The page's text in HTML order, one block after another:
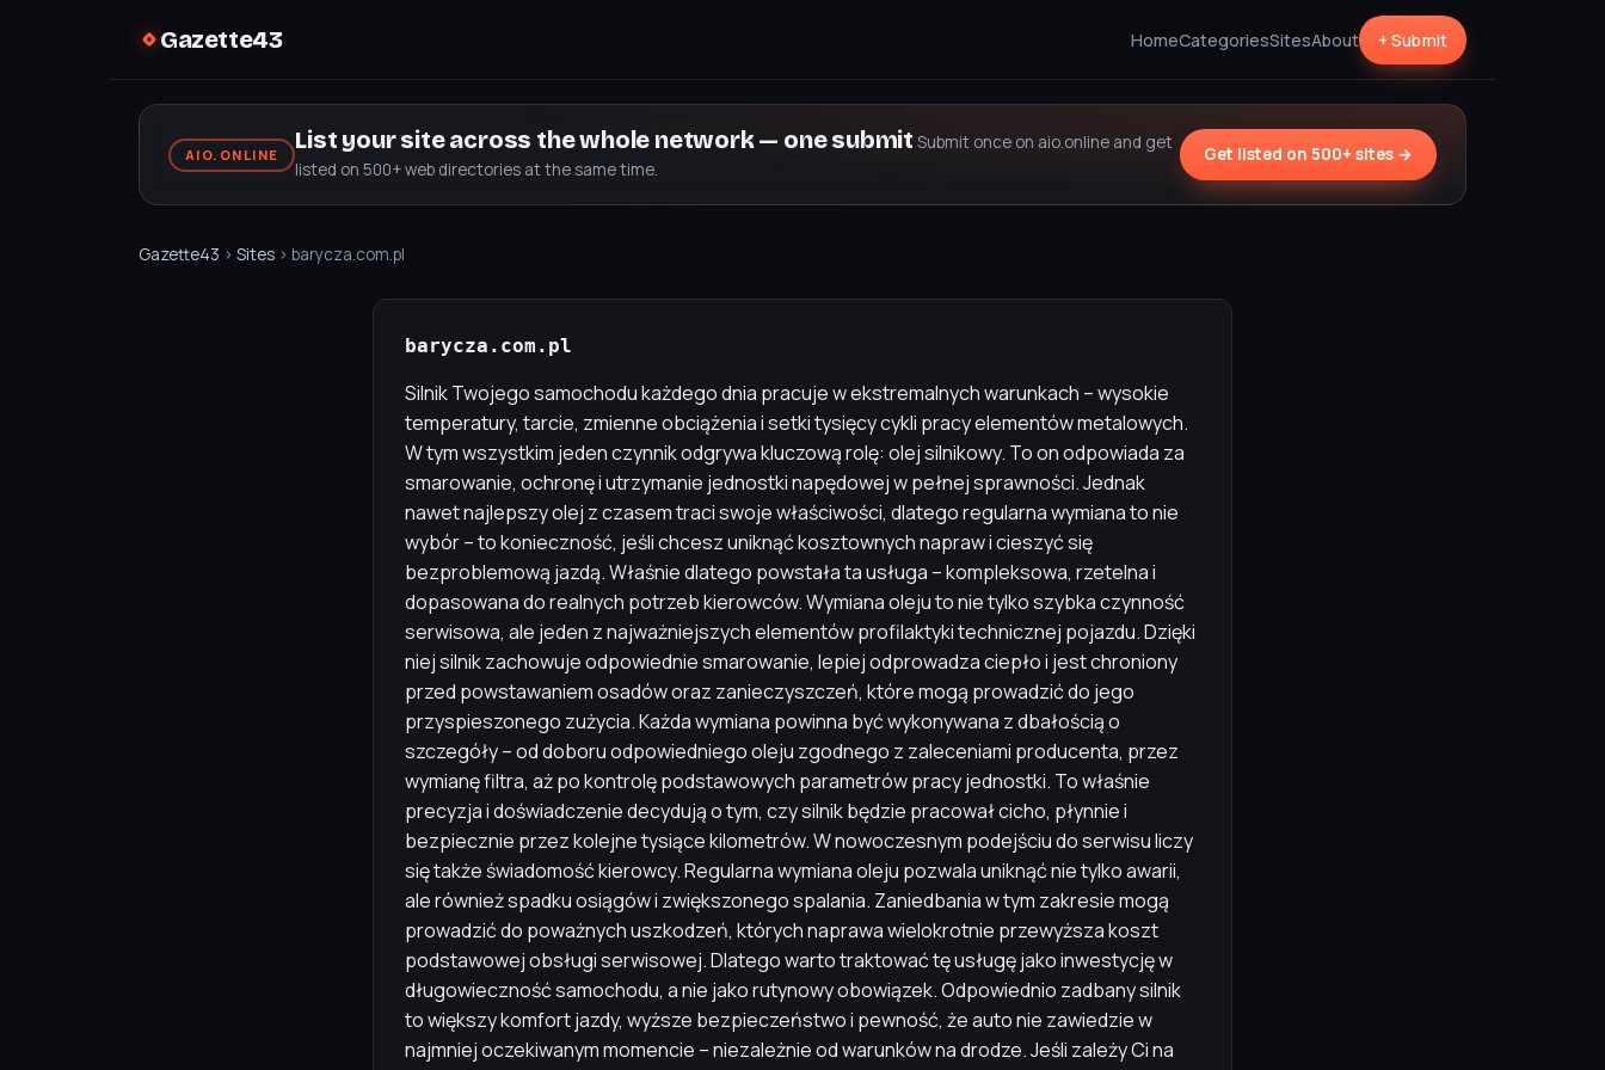
Gazette43 HomeCategoriesSitesAbout + Submit
AIO.ONLINE
List your site across the whole network — one submit Submit once on aio.online and get
listed on 500+ web directories at the same time.
Get listed on 500+ sites →
Gazette43 › Sites › barycza.com.pl
barycza.com.pl
Silnik Twojego samochodu każdego dnia pracuje w ekstremalnych warunkach – wysokie
temperatury, tarcie, zmienne obciążenia i setki tysięcy cykli pracy elementów metalowych.
W tym wszystkim jeden czynnik odgrywa kluczową rolę: olej silnikowy. To on odpowiada za
smarowanie, ochronę i utrzymanie jednostki napędowej w pełnej sprawności. Jednak
nawet najlepszy olej z czasem traci swoje właściwości, dlatego regularna wymiana to nie
wybór – to konieczność, jeśli chcesz uniknąć kosztownych napraw i cieszyć się
bezproblemową jazdą. Właśnie dlatego powstała ta usługa – kompleksowa, rzetelna i
dopasowana do realnych potrzeb kierowców. Wymiana oleju to nie tylko szybka czynność
serwisowa, ale jeden z najważniejszych elementów profilaktyki technicznej pojazdu. Dzięki
niej silnik zachowuje odpowiednie smarowanie, lepiej odprowadza ciepło i jest chroniony
przed powstawaniem osadów oraz zanieczyszczeń, które mogą prowadzić do jego
przyspieszonego zużycia. Każda wymiana powinna być wykonywana z dbałością o
szczegóły – od doboru odpowiedniego oleju zgodnego z zaleceniami producenta, przez
wymianę filtra, aż po kontrolę podstawowych parametrów pracy jednostki. To właśnie
precyzja i doświadczenie decydują o tym, czy silnik będzie pracował cicho, płynnie i
bezpiecznie przez kolejne tysiące kilometrów. W nowoczesnym podejściu do serwisu liczy
się także świadomość kierowcy. Regularna wymiana oleju pozwala uniknąć nie tylko awarii,
ale również spadku osiągów i zwiększonego spalania. Zaniedbania w tym zakresie mogą
prowadzić do poważnych uszkodzeń, których naprawa wielokrotnie przewyższa koszt
podstawowej obsługi serwisowej. Dlatego warto traktować tę usługę jako inwestycję w
długowieczność samochodu, a nie jako rutynowy obowiązek. Odpowiednio zadbany silnik
to większy komfort jazdy, wyższe bezpieczeństwo i pewność, że auto nie zawiedzie w
najmniej oczekiwanym momencie – niezależnie od warunków na drodze. Jeśli zależy Ci na